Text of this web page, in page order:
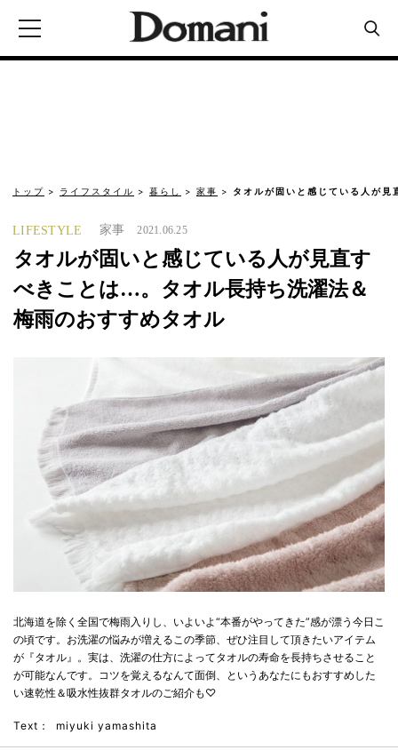
トップ ライフスタイル 暮らし 家事 タオルが固いと感じている人が
LIFESTYLE 家事 2021.06.25
タオルが固いと感じている人が見直す
べきことは…。タオル長持ち洗濯法＆
梅雨のおすすめタオル
北海道を除く全国で梅雨入りし、いよいよ“本番がやってきた”感が漂う今日こ
の頃です。お洗濯の悩みが増えるこの季節、ぜひ注目して頂きたいアイテム
が『タオル』。実は、洗濯の仕方によってタオルの寿命を長持ちさせること
が可能なんです。コツを覚えるなんて面倒、というあなたにもおすすめした
い速乾性＆吸水性抜群タオルのご紹介も♡
Text： miyuki yamashita